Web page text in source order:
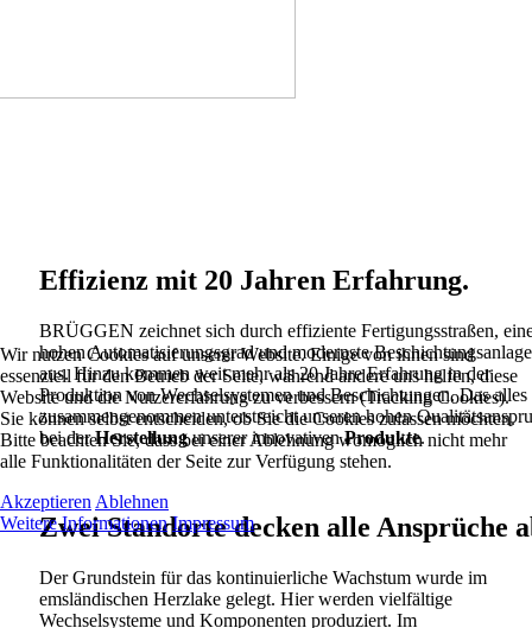
Effizienz mit 20 Jahren Erfahrung.
BRÜGGEN zeichnet sich durch effiziente Fertigungsstraßen,
hohen Automatisierungsgrad und modernste
aus. Hinzu kommen weit mehr als 20 Jahre Erfahrung in der
Produktion von Wechselsystemen und Beschichtungen. Das alles
zusammengenommen unterstreicht unseren hohen
bei derHerstellungunserer innovativenProdukte.
Zwei Standorte decken alle Ansprüche
Der Grundstein für das kontinuierliche Wachstum wurde im
emsländischen Herzlake gelegt. Hier werden vielfältige
Wechselsysteme und Komponenten produziert. Im
Wir nutzen Cookies auf unserer Website. Einige von ihnen sind
essenziell für den Betrieb der Seite, während andere uns helfen, diese
Website und die Nutzererfahrung zu verbessern (Tracking Cookies).
Sie können selbst entscheiden, ob Sie die Cookies zulassen möchten.
Bitte beachten Sie, dass bei einer Ablehnung womöglich nicht mehr
alle Funktionalitäten der Seite zur Verfügung stehen.
Akzeptieren Ablehnen
Weitere Informationen Impressum